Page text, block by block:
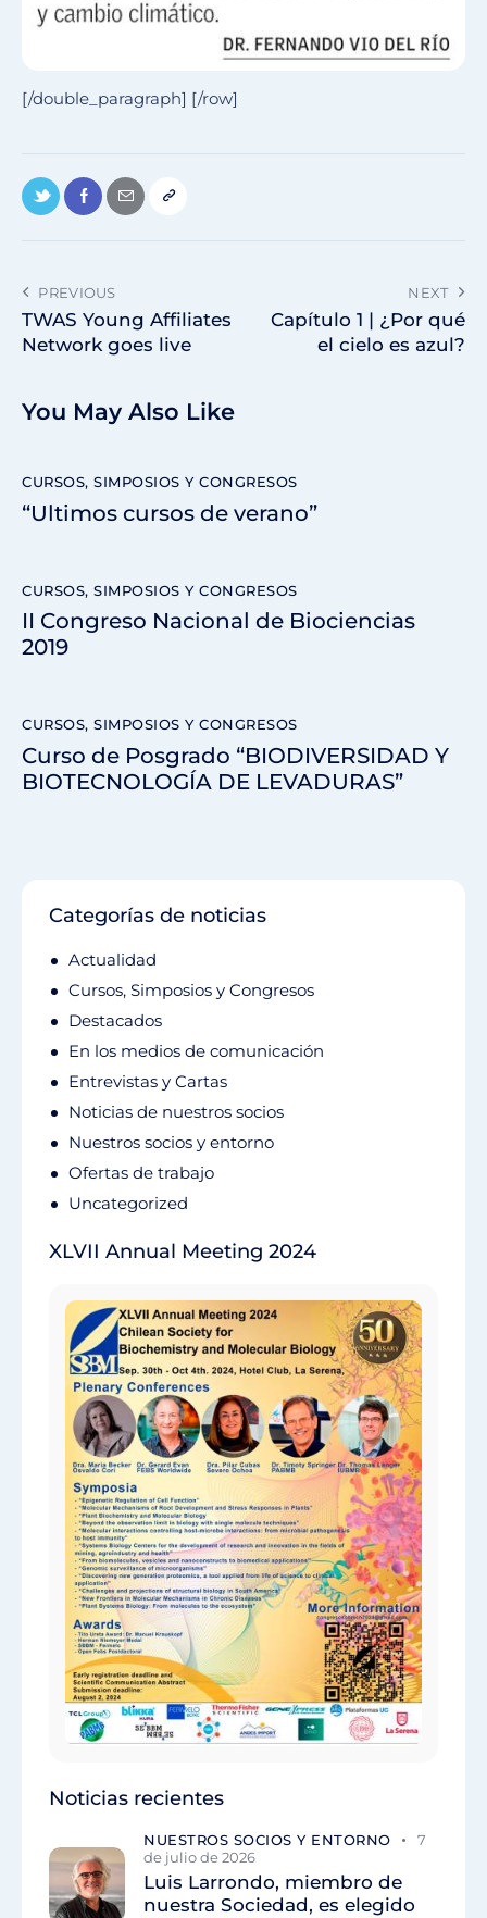
[/double_paragraph] [/row]
PREVIOUS
TWAS Young Affiliates
Network goes live
NEXT
Capítulo 1 | ¿Por qué
el cielo es azul?
You May Also Like
CURSOS, SIMPOSIOS Y CONGRESOS
“Ultimos cursos de verano”
CURSOS, SIMPOSIOS Y CONGRESOS
II Congreso Nacional de Biociencias
2019
CURSOS, SIMPOSIOS Y CONGRESOS
Curso de Posgrado “BIODIVERSIDAD Y
BIOTECNOLOGÍA DE LEVADURAS”
Categorías de noticias
Actualidad
Cursos, Simposios y Congresos
Destacados
En los medios de comunicación
Entrevistas y Cartas
Noticias de nuestros socios
Nuestros socios y entorno
Ofertas de trabajo
Uncategorized
XLVII Annual Meeting 2024
Noticias recientes
NUESTROS SOCIOS Y ENTORNO
7
de julio de 2026
Luis Larrondo, miembro de
nuestra Sociedad, es elegido